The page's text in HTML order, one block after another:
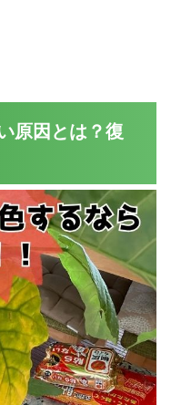
原因とは？復